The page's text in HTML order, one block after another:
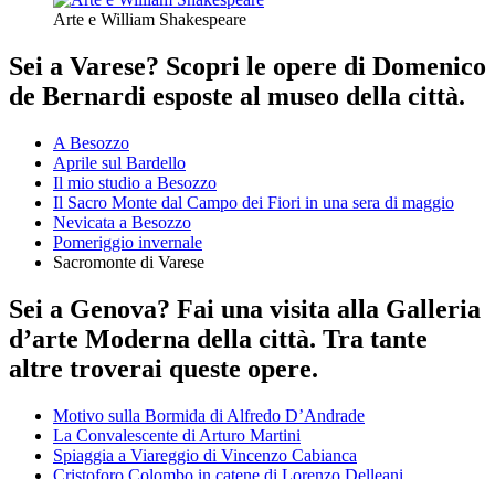
Arte e William Shakespeare
Sei a Varese? Scopri le opere di Domenico
de Bernardi esposte al museo della città.
A Besozzo
Aprile sul Bardello
Il mio studio a Besozzo
Il Sacro Monte dal Campo dei Fiori in una sera di maggio
Nevicata a Besozzo
Pomeriggio invernale
Sacromonte di Varese
Sei a Genova? Fai una visita alla Galleria
d’arte Moderna della città. Tra tante
altre troverai queste opere.
Motivo sulla Bormida di Alfredo D’Andrade
La Convalescente di Arturo Martini
Spiaggia a Viareggio di Vincenzo Cabianca
Cristoforo Colombo in catene di Lorenzo Delleani